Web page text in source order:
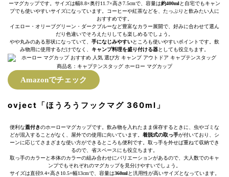
ーマグカップです。サイズは幅8.8×奥行11.7×高さ7.5cmで、容量は約400mlと自宅でもキャン
プでも使いやすいサイズになっています。コーヒーや紅茶などを、たっぷりと飲みたい人に
おすすめです。
イエロー・オリーブグリーン・ダークブルーなど豊富なカラー展開で、好みに合わせて選ん
だり色違いでそろえたりしても楽しめるでしょう。
やや丸みのある形状になっていて、 手になじみやすいところも使いやすいポイントです。飲
み物用に使用するだけでなく、 キャンプ料理を盛り付ける器としても役立ちます。
商品名：キャプテンスタッグ ホーロー マグカップ
Amazonでチェック
ovject「ほうろうフックマグ 360ml」
便利な蓋付きのホーローマグカップです。飲み物を入れたまま保存するときに、虫やゴミな
どが混入することがなく、屋外での使用に向いています。 着脱式の取っ手が付いており、シ
ーンに応じてさまざまな使い方ができるところも便利です。取っ手を外せば重ねて収納でき
るので、省スペースにも役立ちます。
取っ手のカラーと本体のカラーの組み合わせにバリエーションがあるので、大人数でのキャ
ンプでもそれぞれのマグカップを見分けやすいでしょう。
サイズは直径9.4×高さ10.5×幅13cmで、容量は360mlと汎用性が高いサイズとなっています。